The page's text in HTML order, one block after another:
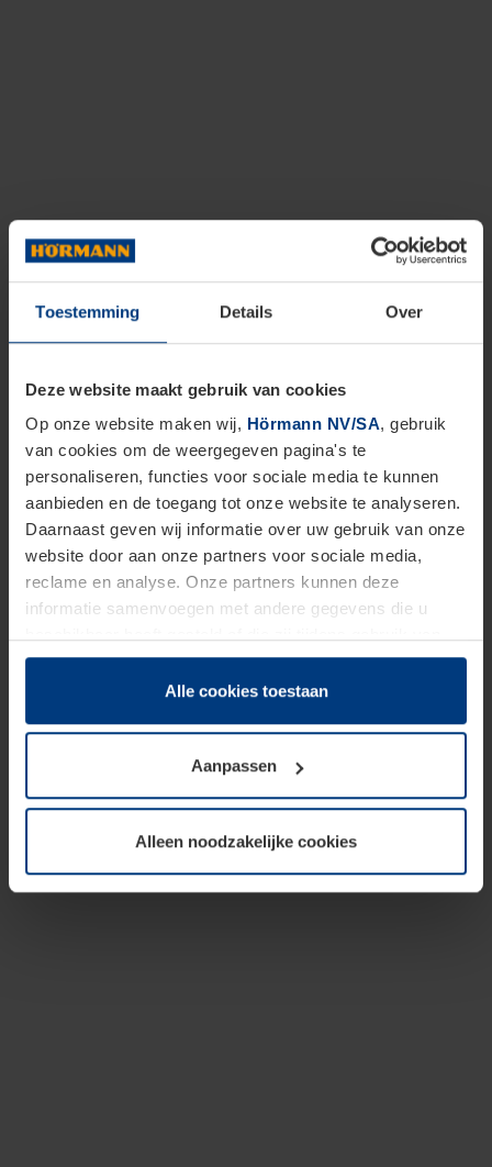
Toestemming Details Over
Deze website maakt gebruik van cookies
Op onze website maken wij, Hörmann NV/SA, gebruik
van cookies om de weergegeven pagina's te
personaliseren, functies voor sociale media te kunnen
aanbieden en de toegang tot onze website te analyseren.
Daarnaast geven wij informatie over uw gebruik van onze
website door aan onze partners voor sociale media,
reclame en analyse. Onze partners kunnen deze
informatie samenvoegen met andere gegevens die u
hun diensten hebben verzameld.
Juridisch hebben wij het recht om cookies op uw
van deze pagina's absoluut vereist is. Voor alle andere
soorten cookies is uw toestemming benodigd. Uw
toestemming kunt u op elk moment bij de uitleg van de
wijzigen of herroepen.
Alle cookies toestaan
Aanpassen
Alleen noodzakelijke cookies